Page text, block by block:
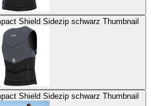
Sidezip schwarz Thumbnail
Sidezip schwarz Thumbnail